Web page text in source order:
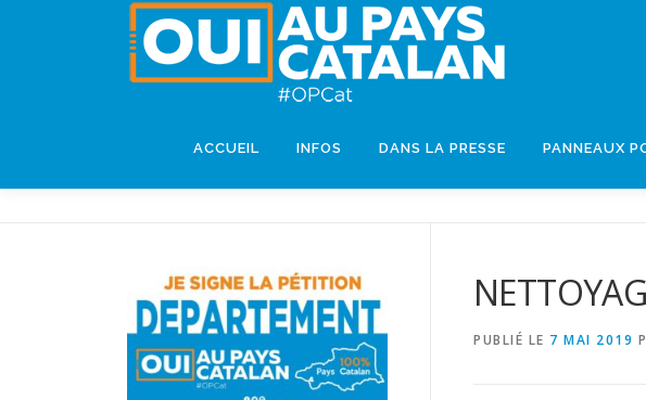
ACCUEIL INFOS DANS LA PRESSE PANNEAUX
PUBLIÉ LE 7 MAI 2019